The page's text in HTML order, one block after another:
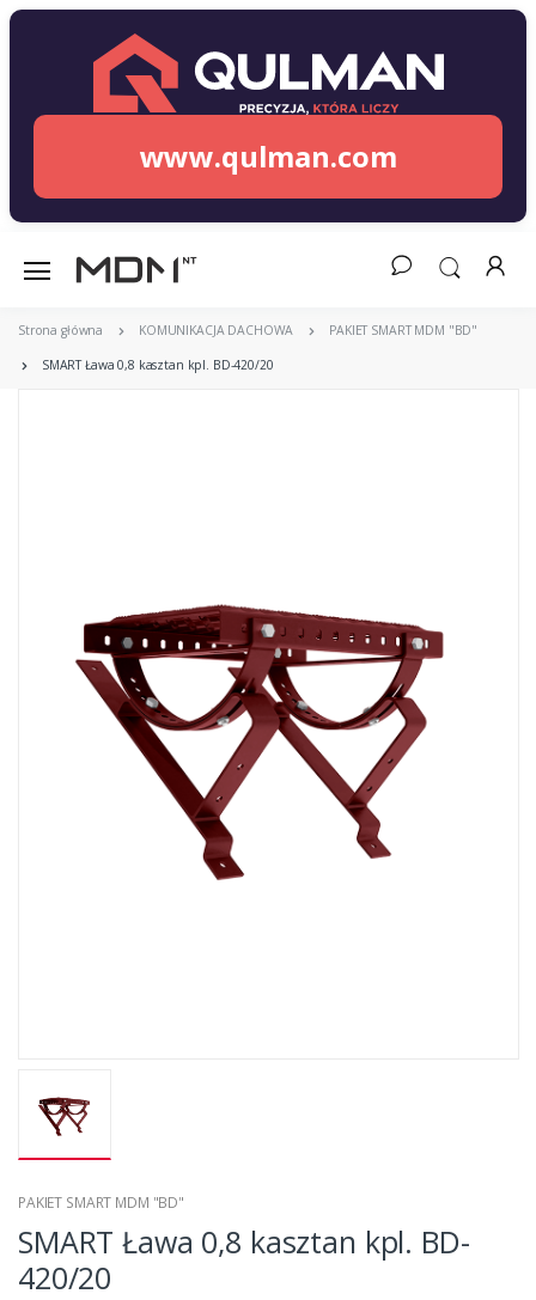
www.qulman.com
Strona główna KOMUNIKACJA DACHOWA PAKIET SMART MDM "BD"
SMART Ława 0,8 kasztan kpl. BD-420/20
PAKIET SMART MDM "BD"
SMART Ława 0,8 kasztan kpl. BD-
420/20